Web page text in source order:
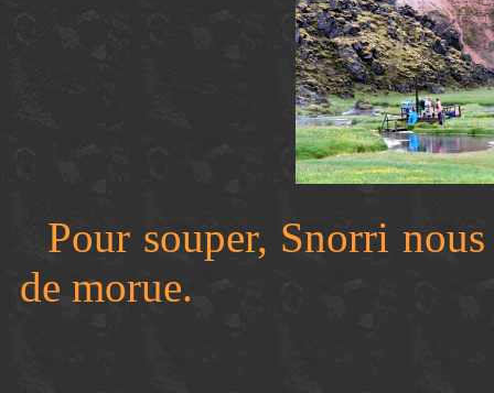
Pour souper, Snorri
de morue.